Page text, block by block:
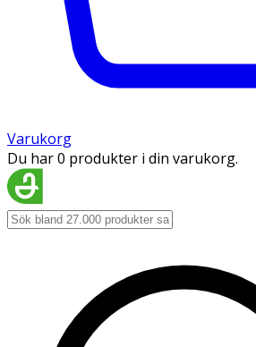
Varukorg
Du har 0 produkter i din varukorg.